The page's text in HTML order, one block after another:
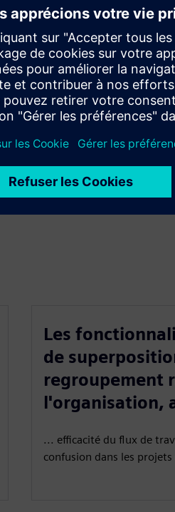
Les
de
regroupement
l'organisation,
... efficacité du flux de
confusion dans les projets